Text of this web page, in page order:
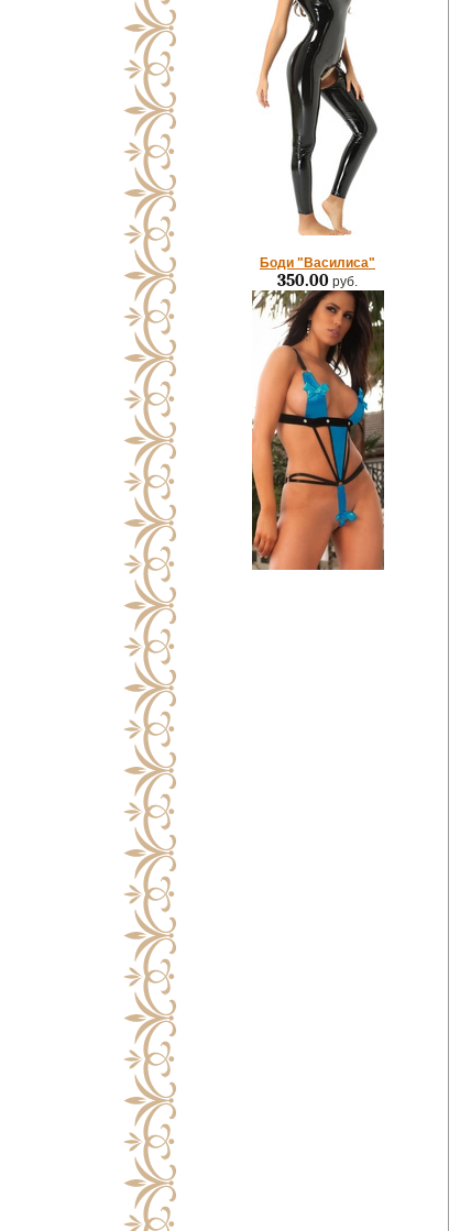
Боди "Василиса"
350.00 руб.